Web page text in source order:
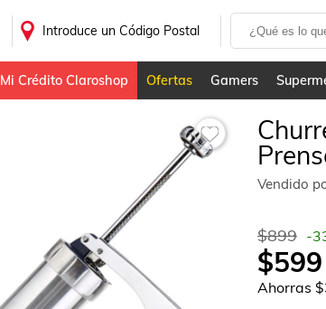
Introduce un Código Postal
Mi Crédito Claroshop Ofertas Gamers
Vendido
$899 -
$599
Ahorras